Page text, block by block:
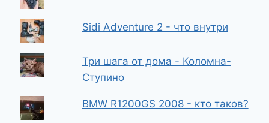
Sidi Adventure 2 - что внутри
Три шага от дома - Коломна-
Ступино
BMW R1200GS 2008 - кто таков?